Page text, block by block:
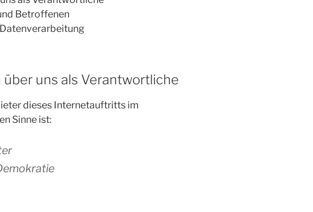
Betroffenen
uns als Verantwortliche
dieses Internetauftritts im
Sinne ist: